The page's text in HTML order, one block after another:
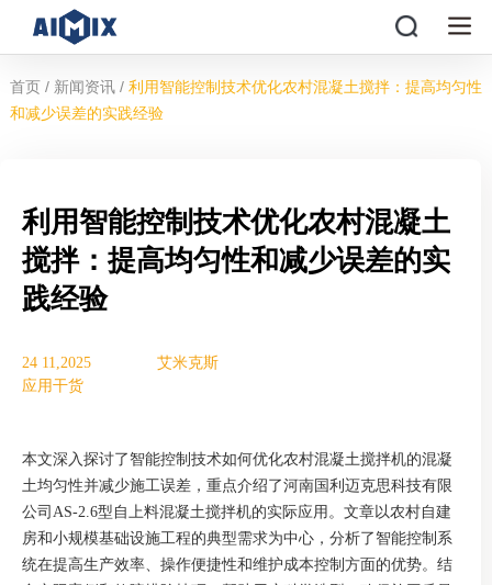
首页 / 新闻资讯 / 利用智能控制技术优化农村混凝土搅拌：提高均匀性
和减少误差的实践经验
利用智能控制技术优化农村混凝土
搅拌：提高均匀性和减少误差的实
践经验
24 11,2025
艾米克斯
应用干货
本文深入探讨了智能控制技术如何优化农村混凝土搅拌机的混凝
土均匀性并减少施工误差，重点介绍了河南国利迈克思科技有限
公司AS-2.6型自上料混凝土搅拌机的实际应用。文章以农村自建
房和小规模基础设施工程的典型需求为中心，分析了智能控制系
统在提高生产效率、操作便捷性和维护成本控制方面的优势。结